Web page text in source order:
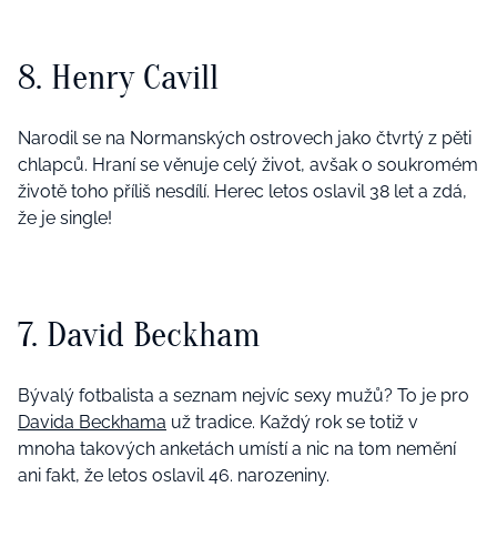
8. Henry Cavill
Narodil se na Normanských ostrovech jako čtvrtý z pěti
chlapců. Hraní se věnuje celý život, avšak o soukromém
životě toho příliš nesdílí. Herec letos oslavil 38 let a zdá,
že je single!
7. David Beckham
Bývalý fotbalista a seznam nejvíc sexy mužů? To je pro
Davida Beckhama už tradice. Každý rok se totiž v
mnoha takových anketách umístí a nic na tom nemění
ani fakt, že letos oslavil 46. narozeniny.